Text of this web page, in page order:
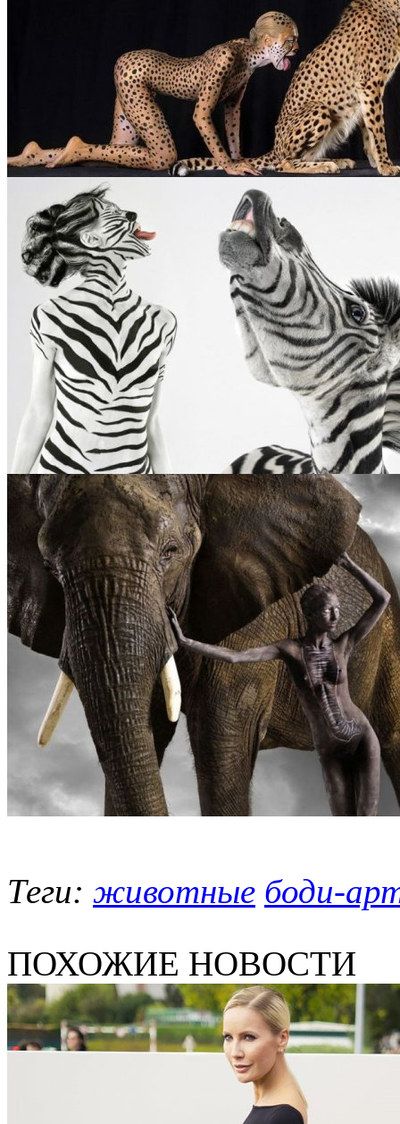
Теги: животные боди-
ПОХОЖИЕ НОВОСТИ